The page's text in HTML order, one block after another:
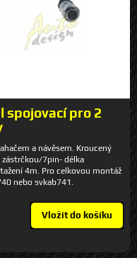
spojovací pro 2
a návěsem. Kroucený
zástrčkou/7pin- délka
4m. Pro celkovou montáž
nebo svkab741.
Vložit do košíku